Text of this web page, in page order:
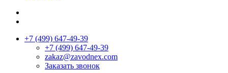
+7 (499) 647-49-39
+7 (499) 647-49-39
zakaz@zavodnex.сom
Заказать звонок